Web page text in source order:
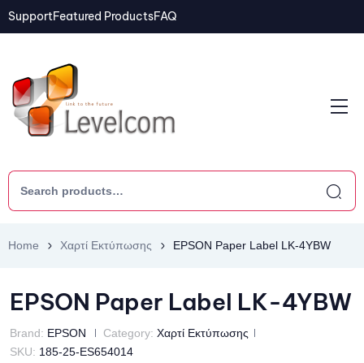
SupportFeatured ProductsFAQ
Home Χαρτί Εκτύπωσης EPSON Paper Label LK-4YBW
EPSON Paper Label LK-4YBW
Brand: EPSON Category: Χαρτί Εκτύπωσης
SKU: 185-25-ES654014